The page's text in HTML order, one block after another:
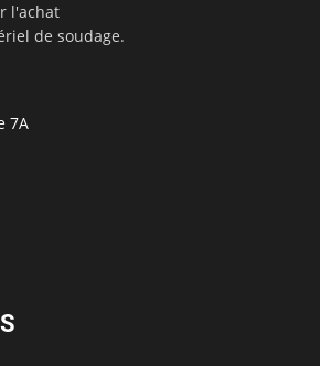
l'achat
de soudage.
7A